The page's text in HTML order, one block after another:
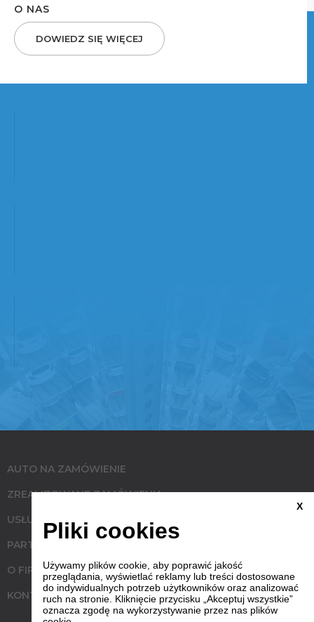
O NAS
DOWIEDZ SIĘ WIĘCEJ
AUTO NA ZAMÓWIENIE
ZREALIZOWANE ZAMÓWIENIA
USŁUGI
PARTNERZY
O FIRMIE
KONTAKT
X
Pliki cookies
Używamy plików cookie, aby poprawić jakość
przeglądania, wyświetlać reklamy lub treści dostosowane
do indywidualnych potrzeb użytkowników oraz analizować
ruch na stronie. Kliknięcie przycisku „Akceptuj wszystkie”
oznacza zgodę na wykorzystywanie przez nas plików